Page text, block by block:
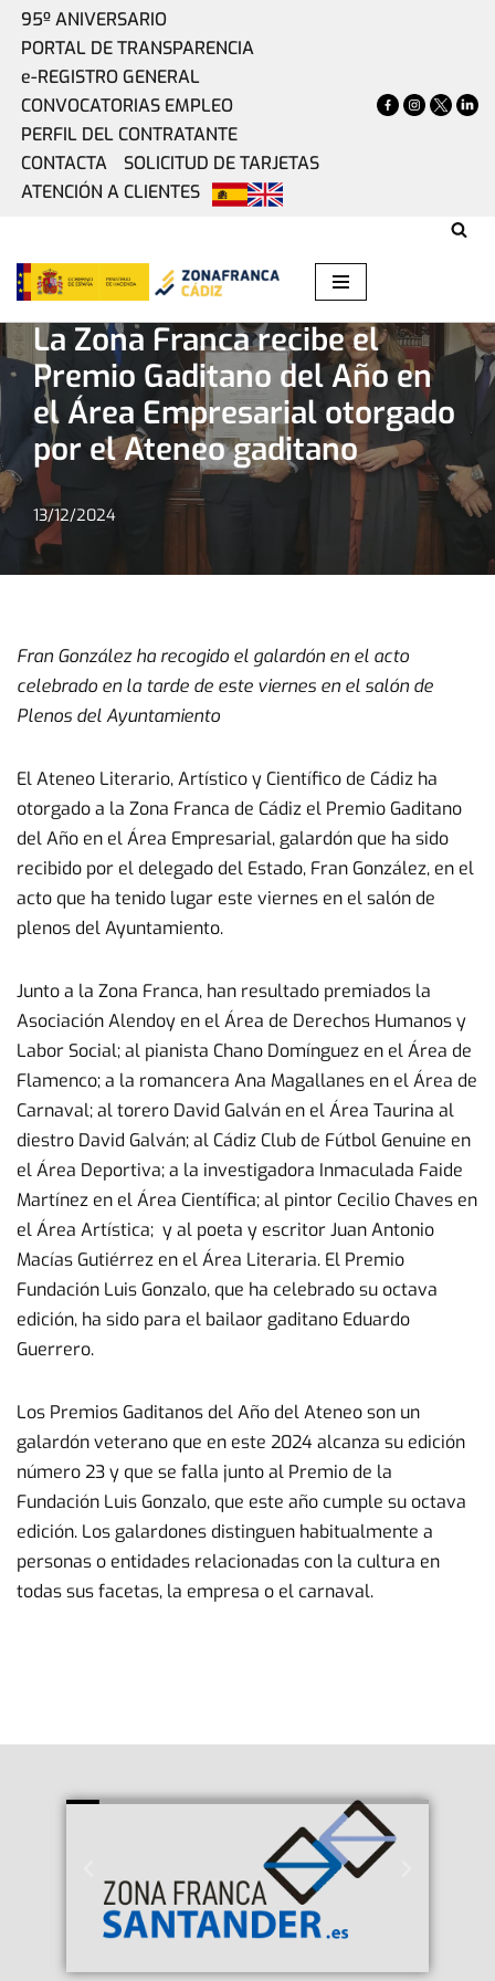
95º ANIVERSARIO
PORTAL DE TRANSPARENCIA
e-REGISTRO GENERAL
CONVOCATORIAS EMPLEO
PERFIL DEL CONTRATANTE
CONTACTA
SOLICITUD DE TARJETAS
ATENCIÓN A CLIENTES
La Zona Franca recibe el Premio
Ateneo gaditano
La Zona Franca recibe el
Premio Gaditano del Año en
el Área Empresarial otorgado
por el Ateneo gaditano
13/12/2024
Fran González ha recogido el galardón en el acto
celebrado en la tarde de este viernes en el salón de
Plenos del Ayuntamiento
El Ateneo Literario, Artístico y Científico de Cádiz ha
otorgado a la Zona Franca de Cádiz el Premio Gaditano
del Año en el Área Empresarial, galardón que ha sido
recibido por el delegado del Estado, Fran González, en el
acto que ha tenido lugar este viernes en el salón de
plenos del Ayuntamiento.
Junto a la Zona Franca, han resultado premiados la
Asociación Alendoy en el Área de Derechos Humanos y
Labor Social; al pianista Chano Domínguez en el Área de
Flamenco; a la romancera Ana Magallanes en el Área de
Carnaval; al torero David Galván en el Área Taurina al
diestro David Galván; al Cádiz Club de Fútbol Genuine en
el Área Deportiva; a la investigadora Inmaculada Faide
Martínez en el Área Científica; al pintor Cecilio Chaves en
el Área Artística; y al poeta y escritor Juan Antonio
Macías Gutiérrez en el Área Literaria. El Premio
Fundación Luis Gonzalo, que ha celebrado su octava
edición, ha sido para el bailaor gaditano Eduardo
Guerrero.
Los Premios Gaditanos del Año del Ateneo son un
galardón veterano que en este 2024 alcanza su edición
número 23 y que se falla junto al Premio de la
Fundación Luis Gonzalo, que este año cumple su octava
edición. Los galardones distinguen habitualmente a
personas o entidades relacionadas con la cultura en
todas sus facetas, la empresa o el carnaval.